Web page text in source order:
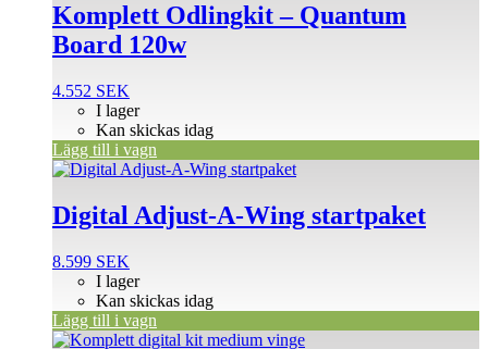
Komplett Odlingkit – Quantum
Board 120w
4.552 SEK
I lager
Kan skickas idag
Lägg till i vagn
Digital Adjust-A-Wing startpaket
8.599 SEK
I lager
Kan skickas idag
Lägg till i vagn
Den